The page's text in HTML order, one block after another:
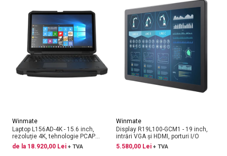
Winmate
Laptop L156AD-4K - 15.6 inch,
rezoluție 4K, tehnologie PCAP
touch
de la 18.920,00 Lei + TVA
Winmate
Display R19L100-GCM1 - 19 inch,
intrări VGA și HDMI, porturi I/O
5.580,00 Lei + TVA